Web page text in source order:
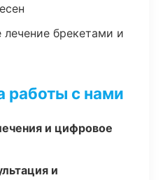
лечение брекетами и
работы с нами
и цифровое
и